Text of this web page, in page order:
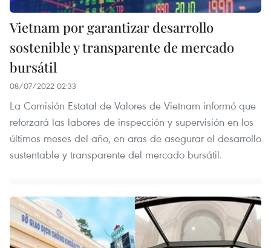
Vietnam por garantizar desarrollo
sostenible y transparente de mercado
bursátil
08/07/2022 02:33
La Comisión Estatal de Valores de Vietnam informó que
reforzará las labores de inspección y supervisión en los
últimos meses del año, en aras de asegurar el desarrollo
sustentable y transparente del mercado bursátil.